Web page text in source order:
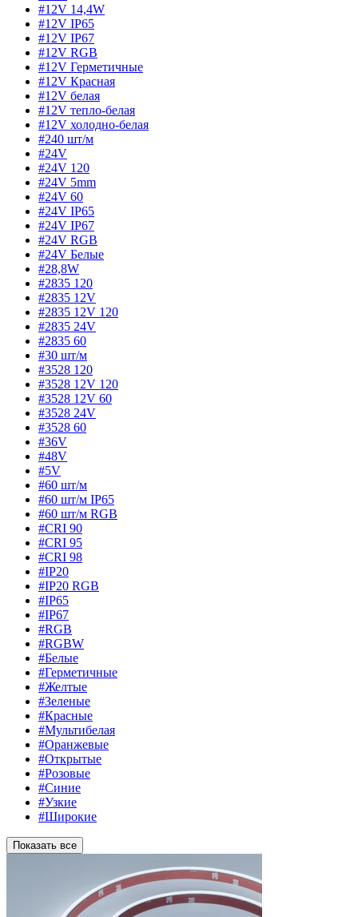
#12V 14,4W
#12V IP65
#12V IP67
#12V RGB
#12V Герметичные
#12V Красная
#12V белая
#12V тепло-белая
#12V холодно-белая
#240 шт/м
#24V
#24V 120
#24V 5mm
#24V 60
#24V IP65
#24V IP67
#24V RGB
#24V Белые
#28,8W
#2835 120
#2835 12V
#2835 12V 120
#2835 24V
#2835 60
#30 шт/м
#3528 120
#3528 12V 120
#3528 12V 60
#3528 24V
#3528 60
#36V
#48V
#5V
#60 шт/м
#60 шт/м IP65
#60 шт/м RGB
#CRI 90
#CRI 95
#CRI 98
#IP20
#IP20 RGB
#IP65
#IP67
#RGB
#RGBW
#Белые
#Герметичные
#Желтые
#Зеленые
#Красные
#Мультибелая
#Оранжевые
#Открытые
#Розовые
#Синие
#Узкие
#Широкие
Показать все